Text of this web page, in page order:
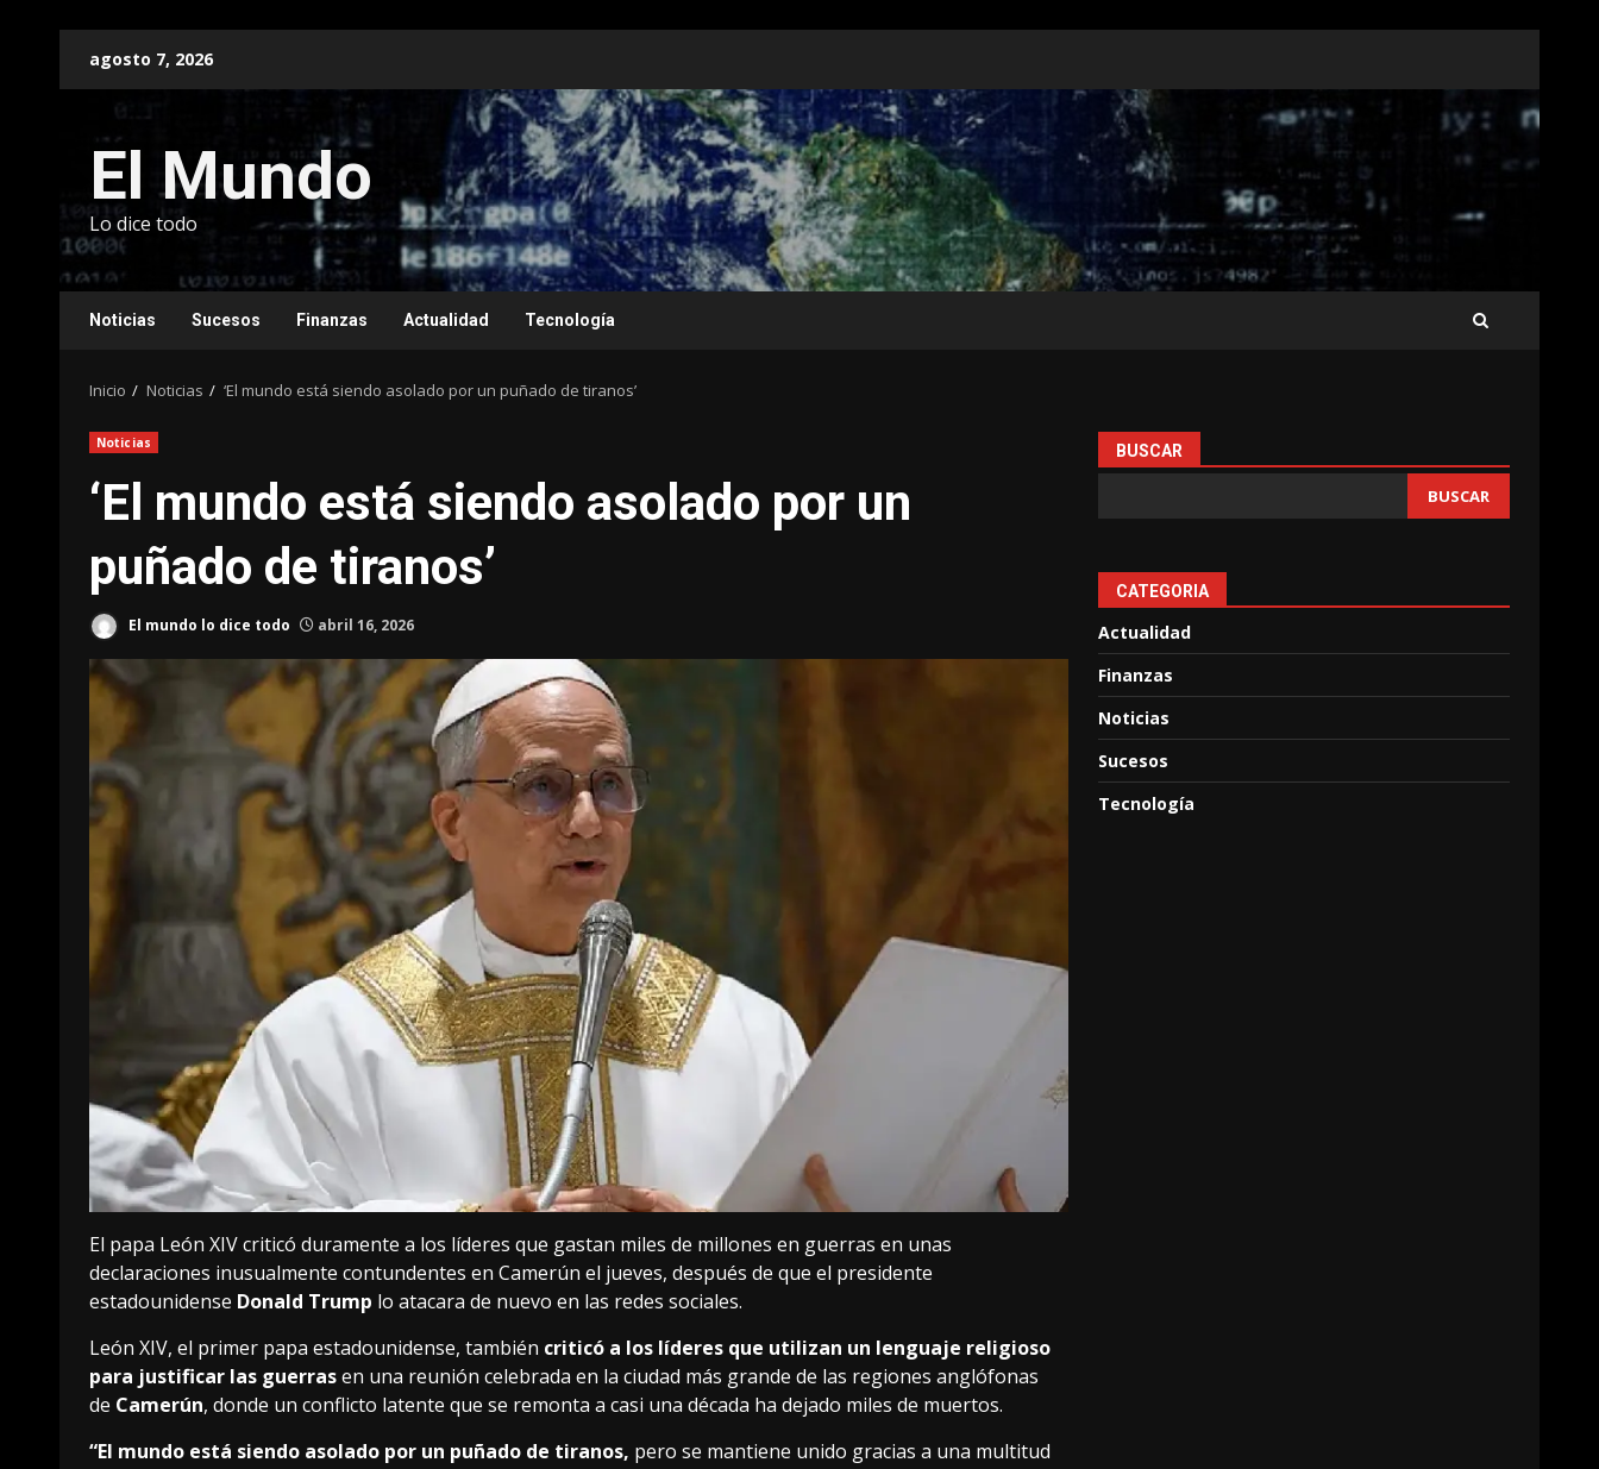
agosto 7, 2026
El Mundo
Lo dice todo
Noticias Sucesos Finanzas Actualidad Tecnología
Inicio Noticias ‘El mundo está siendo asolado por un puñado de tiranos’
Noticias
‘El mundo está siendo asolado por un
puñado de tiranos’
El mundo lo dice todo abril 16, 2026
El papa León XIV criticó duramente a los líderes que gastan miles de millones en guerras en unas
declaraciones inusualmente contundentes en Camerún el jueves, después de que el presidente
estadounidense Donald Trump lo atacara de nuevo en las redes sociales.
León XIV, el primer papa estadounidense, también criticó a los líderes que utilizan un lenguaje religioso
para justificar las guerrasen una reunión celebrada en la ciudad más grande de las regiones anglófonas
de Camerún, donde un conflicto latente que se remonta a casi una década ha dejado miles de muertos.
“El mundo está siendo asolado por un puñado de tiranos, pero se mantiene unido gracias a una multitud
BUSCAR
BUSCAR
CATEGORIA
Actualidad
Finanzas
Noticias
Sucesos
Tecnología